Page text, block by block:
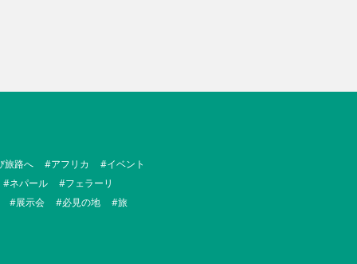
旅路へ アフリカ
イベント
ネパール
フェラーリ
展示会
必見の地 旅